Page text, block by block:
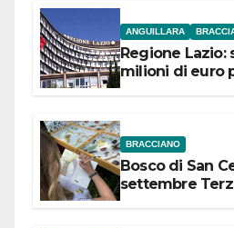
ANGUILLARA
Regione Lazio:
milioni di euro
BRACCIANO
Bosco di San
settembre